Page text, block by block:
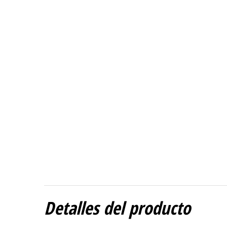
Detalles del producto